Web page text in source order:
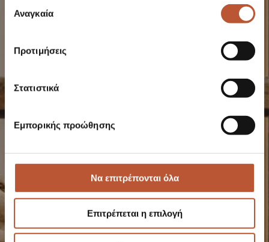
των υπηρεσιών τους.
συγκατάθεσης
Αναγκαία
Προτιμήσεις
Στατιστικά
Εμπορικής προώθησης
Να επιτρέπονται όλα
Επιτρέπεται η επιλογή